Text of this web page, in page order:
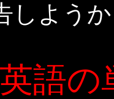
しよう
語の